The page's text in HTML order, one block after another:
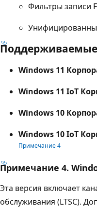
Фильтры записи
Windows 11
Windows 11 IoT
Windows 10
Windows 10 IoT
Примечание 4
Примечание 4.
Эта версия включает
обслуживания (LTSC).